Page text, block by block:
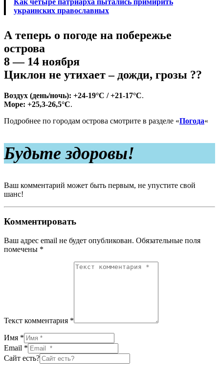
украинских православных
А теперь о погоде на побережье
острова
8 — 14 ноября
Циклон не утихает–дожди, грозы ??
Воздух (день/ночь): +24-19°C / +21-17°C.
Море: +25,3-26,5°C.
Подробнее по городам острова смотрите в разделе «Погода«
Будьте здоровы!
Ваш комментарий может быть первым, не упустите свой
шанс!
Комментировать
Ваш адрес email не будет опубликован. Обязательные поля
помечены *
Текст комментария *
Имя *
Email *
Сайт есть?